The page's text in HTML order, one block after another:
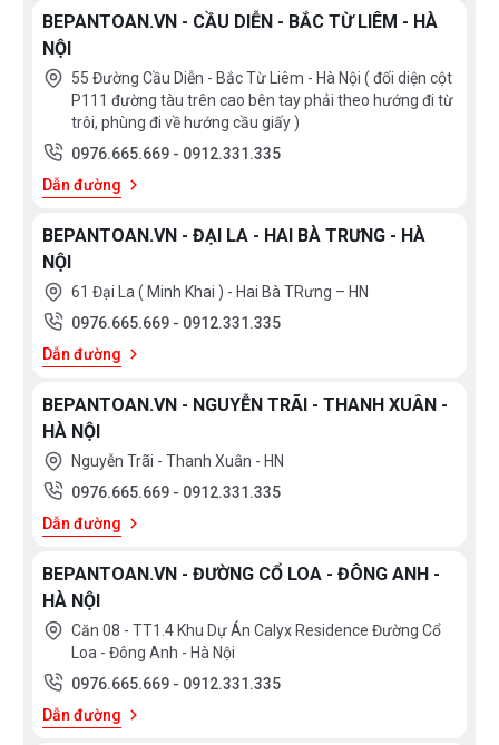
BEPANTOAN.VN - CẦU DIỄN - BẮC TỪ LIÊM - HÀ
NỘI
55 Đường Cầu Diễn - Bắc Từ Liêm - Hà Nội ( đối diện cột
P111 đường tàu trên cao bên tay phải theo hướng đi từ
trôi, phùng đi về hướng cầu giấy )
0976.665.669 - 0912.331.335
Dẫn đường
BEPANTOAN.VN - ĐẠI LA - HAI BÀ TRƯNG - HÀ
NỘI
61 Đại La ( Minh Khai ) - Hai Bà TRưng – HN
0976.665.669 - 0912.331.335
Dẫn đường
BEPANTOAN.VN - NGUYỄN TRÃI - THANH XUÂN -
HÀ NỘI
Nguyễn Trãi - Thanh Xuân - HN
0976.665.669 - 0912.331.335
Dẫn đường
BEPANTOAN.VN - ĐƯỜNG CỔ LOA - ĐÔNG ANH -
HÀ NỘI
Căn 08 - TT1.4 Khu Dự Án Calyx Residence Đường Cổ
Loa - Đông Anh - Hà Nội
0976.665.669 - 0912.331.335
Dẫn đường